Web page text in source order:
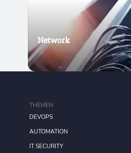
Network
THEMEN
DEVOPS
AUTOMATION
IT SECURITY